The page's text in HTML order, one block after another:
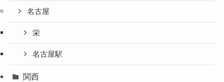
名古屋
栄
名古屋駅
関西